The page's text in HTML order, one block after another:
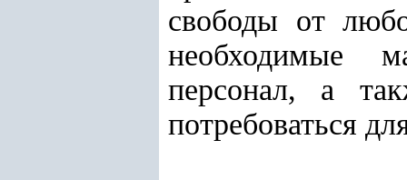
свободы от
необходимые
персонал, а
потребоваться